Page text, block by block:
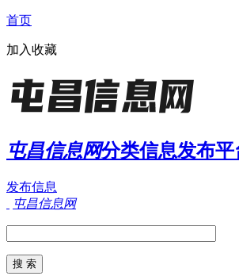
首页
加入收藏
屯昌信息网分类信息发布平
发布信息
屯昌信息网